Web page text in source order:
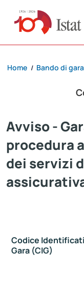
Home / Bando di gara
Avviso -
procedura
dei servizi
Codice
Gara (CIG)